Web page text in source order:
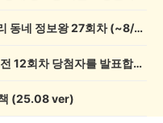
💸 전원 2,000캐시 지급! 우리 동네 정보왕 27회차 (~8/10)
💰[당첨자 발표] 우리 동네 썰전 12회차 당첨자를 발표합니다!
(25.08 ver)